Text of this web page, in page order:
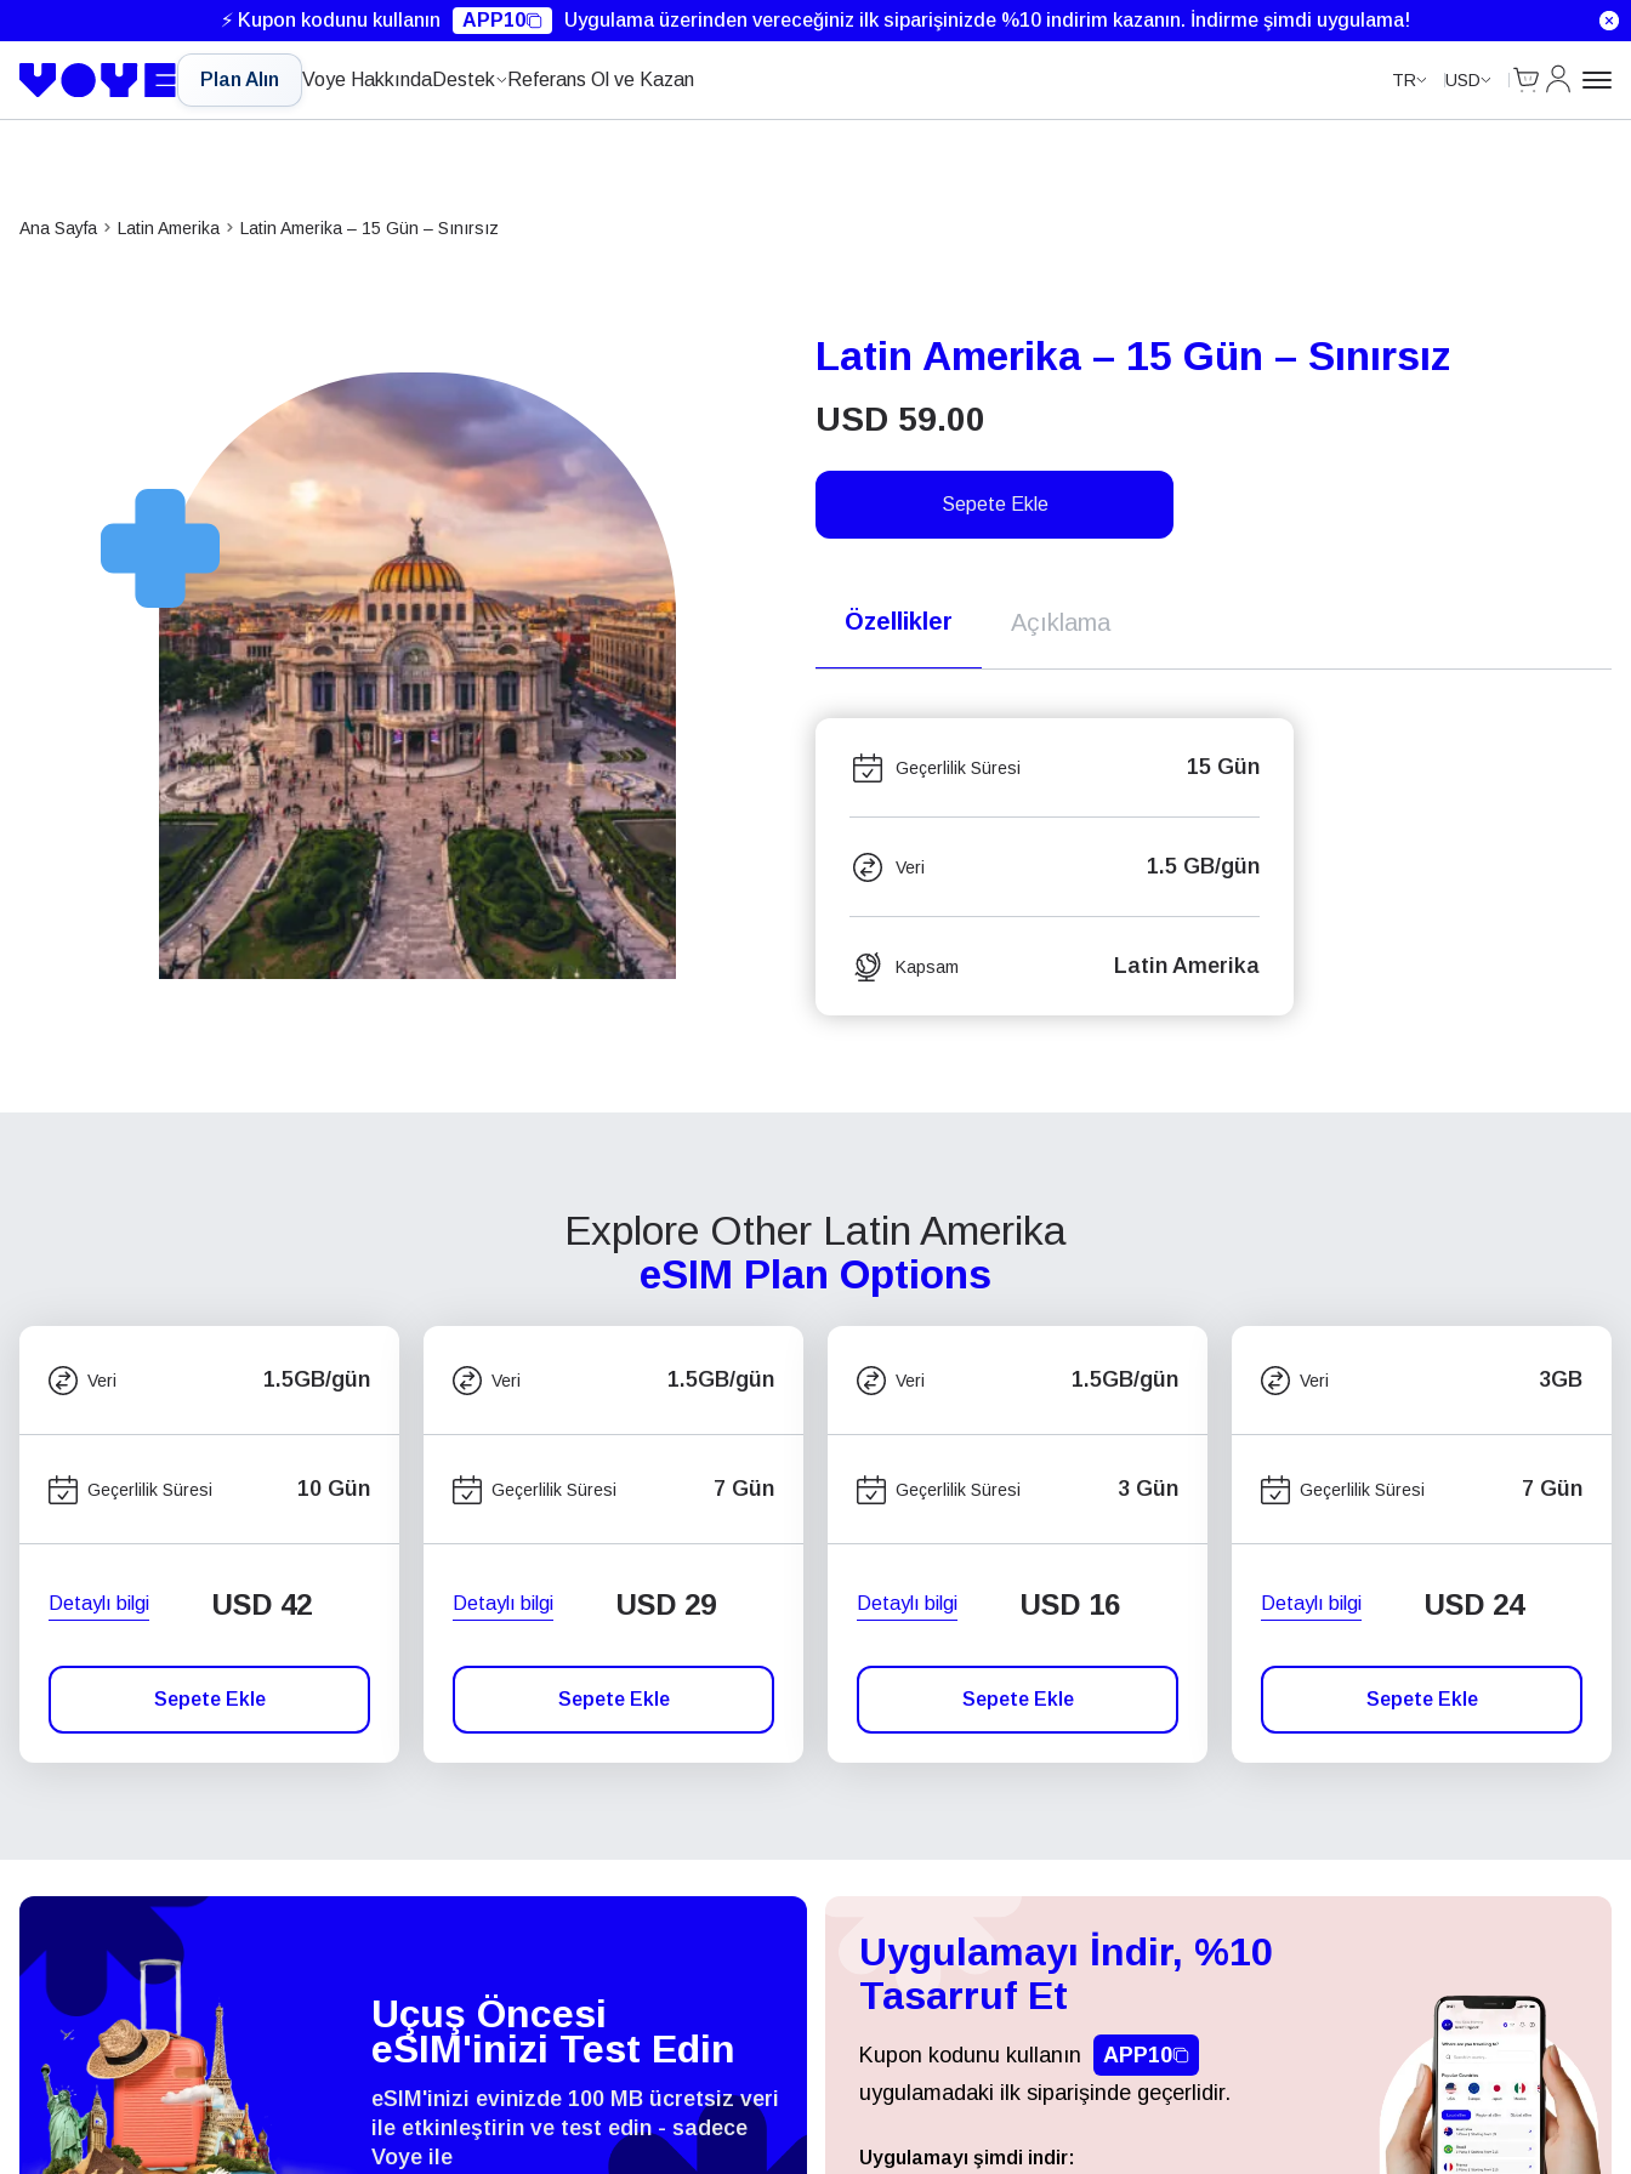
⚡ Kupon kodunu kullanın APP10 Uygulama üzerinden vereceğiniz ilk siparişinizde %10 indirim kazanın. İndirme şimdi uygulama!
Plan Alın Voye HakkındaDestek Referans Ol ve Kazan TR USD
Cart
Hesabım
Ana Sayfa Latin Amerika Latin Amerika – 15 Gün – Sınırsız
Latin Amerika – 15 Gün – Sınırsız
USD 59.00
Sepete Ekle
Özellikler Açıklama
Geçerlilik Süresi 15 Gün
Veri 1.5 GB/gün
Kapsam Latin Amerika
Explore Other Latin Amerika
eSIM Plan Options
Veri 1.5GB/gün
Geçerlilik Süresi 10 Gün
Detaylı bilgi USD 42
Sepete Ekle
Veri 1.5GB/gün
Geçerlilik Süresi 7 Gün
Detaylı bilgi USD 29
Sepete Ekle
Veri 1.5GB/gün
Geçerlilik Süresi 3 Gün
Detaylı bilgi USD 16
Sepete Ekle
Veri 3GB
Geçerlilik Süresi 7 Gün
Detaylı bilgi USD 24
Sepete Ekle
Uçuş Öncesi
eSIM'inizi Test Edin
eSIM'inizi evinizde 100 MB ücretsiz veri
ile etkinleştirin ve test edin - sadece
Voye ile
Uygulamayı İndir, %10
Tasarruf Et
Kupon kodunu kullanın
APP10
uygulamadaki ilk siparişinde geçerlidir.
Uygulamayı şimdi indir:
Giriş Yap veya Kayıt Ol